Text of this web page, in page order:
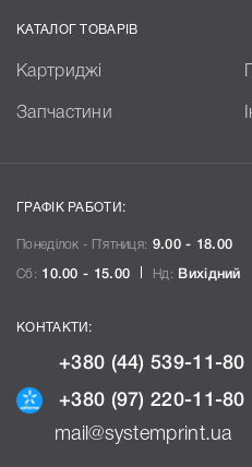
КАТАЛОГ ТОВАРІВ
Картриджі
Запчастини
ГРАФІК РАБОТИ:
Понеділок - П`ятниця: 9.00 - 18.00
Сб: 10.00 - 15.00 Нд: Вихідний
КОНТАКТИ:
+380 (44) 539-11-80
+380 (97) 220-11-80
mail@systemprint.ua